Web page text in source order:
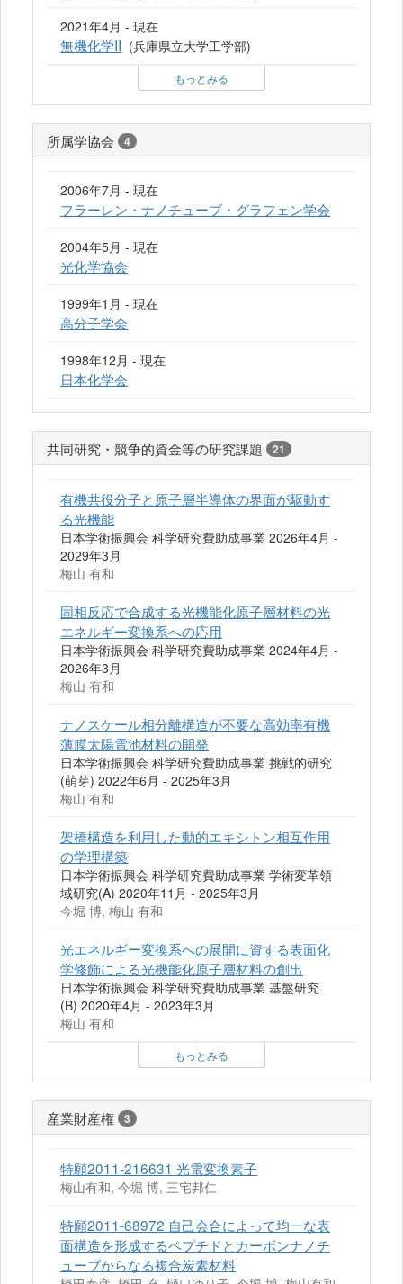
2021年4月 - 現在
無機化学II (兵庫県立大学工学部)
もっとみる
所属学協会 4
2006年7月 - 現在
フラーレン・ナノチューブ・グラフェン学会
2004年5月 - 現在
光化学協会
1999年1月 - 現在
高分子学会
1998年12月 - 現在
日本化学会
共同研究・競争的資金等の研究課題 21
有機共役分子と原子層半導体の界面が駆動す
る光機能
日本学術振興会 科学研究費助成事業 2026年4月 -
2029年3月
梅山 有和
固相反応で合成する光機能化原子層材料の光
エネルギー変換系への応用
日本学術振興会 科学研究費助成事業 2024年4月 -
2026年3月
梅山 有和
ナノスケール相分離構造が不要な高効率有機
薄膜太陽電池材料の開発
日本学術振興会 科学研究費助成事業 挑戦的研究
(萌芽) 2022年6月 - 2025年3月
梅山 有和
架橋構造を利用した動的エキシトン相互作用
の学理構築
日本学術振興会 科学研究費助成事業 学術変革領
域研究(A) 2020年11月 - 2025年3月
今堀 博, 梅山 有和
光エネルギー変換系への展開に資する表面化
学修飾による光機能化原子層材料の創出
日本学術振興会 科学研究費助成事業 基盤研究
(B) 2020年4月 - 2023年3月
梅山 有和
もっとみる
産業財産権 3
特願2011-216631 光電変換素子
梅山有和, 今堀 博, 三宅邦仁
特願2011-68972 自己会合によって均一な表
面構造を形成するペプチドとカーボンナノチ
ューブからなる複合炭素材料